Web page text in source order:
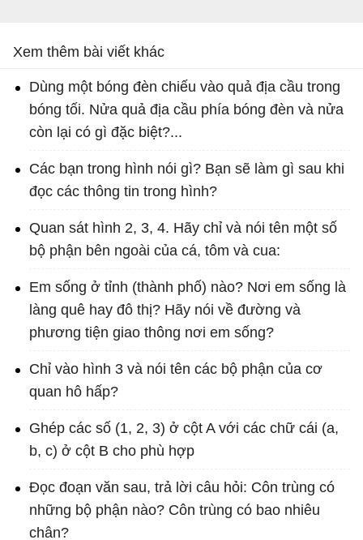
Xem thêm bài viết khác
Dùng một bóng đèn chiếu vào quả địa cầu trong
bóng tối. Nửa quả địa cầu phía bóng đèn và nửa
còn lại có gì đặc biệt?...
Các bạn trong hình nói gì? Bạn sẽ làm gì sau khi
đọc các thông tin trong hình?
Quan sát hình 2, 3, 4. Hãy chỉ và nói tên một số
bộ phận bên ngoài của cá, tôm và cua:
Em sống ở tỉnh (thành phố) nào? Nơi em sống là
làng quê hay đô thị? Hãy nói về đường và
phương tiện giao thông nơi em sống?
Chỉ vào hình 3 và nói tên các bộ phận của cơ
quan hô hấp?
Ghép các số (1, 2, 3) ở cột A với các chữ cái (a,
b, c) ở cột B cho phù hợp
Đọc đoạn văn sau, trả lời câu hỏi: Côn trùng có
những bộ phận nào? Côn trùng có bao nhiêu
chân?